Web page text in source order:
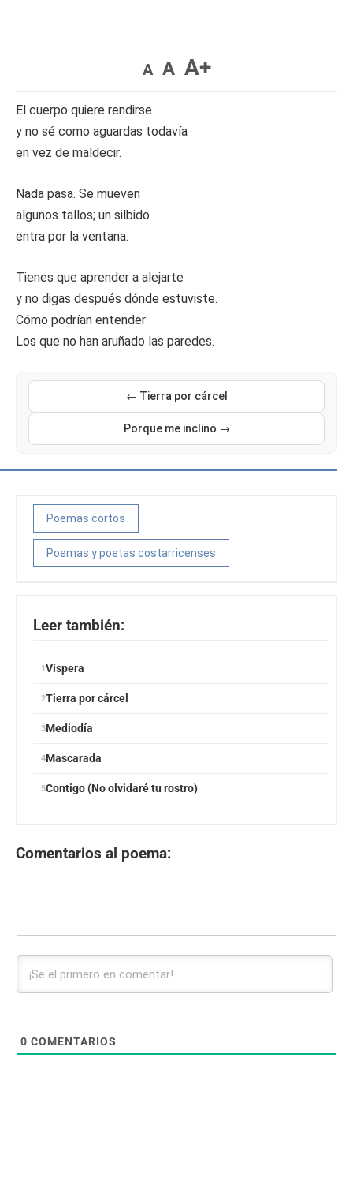
A A A+
El cuerpo quiere rendirse
y no sé como aguardas todavía
en vez de maldecir.
Nada pasa. Se mueven
algunos tallos; un silbido
entra por la ventana.
Tienes que aprender a alejarte
y no digas después dónde estuviste.
Cómo podrían entender
Los que no han aruñado las paredes.
← Tierra por cárcel
Porque me inclino →
Poemas cortos
Poemas y poetas costarricenses
Leer también:
Víspera
Tierra por cárcel
Mediodía
Mascarada
Contigo (No olvidaré tu rostro)
Comentarios al poema:
0 COMENTARIOS